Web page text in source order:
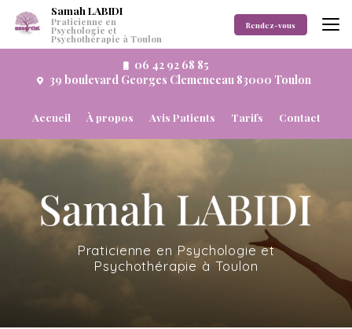
Aller
06 42 92 68 85
39 boulevard Georges Clemenceau 83000 Toulon
Accueil À propos Avis Patients Tarifs Contact
Samah LABIDI
Praticienne en
Psychologie et
Psychothérapie à Toulon
Rendez-vous
Praticienne en Psychologie et
Psychothérapie à Toulon